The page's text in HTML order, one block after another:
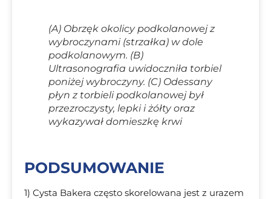
(A) Obrzęk okolicy podkolanowej z
wybroczynami (strzałka) w dole
podkolanowym. (B)
Ultrasonografia uwidoczniła torbiel
poniżej wybroczyny. (C) Odessany
płyn z torbieli podkolanowej był
przezroczysty, lepki i żółty oraz
wykazywał domieszkę krwi
PODSUMOWANIE
1) Cysta Bakera często skorelowana jest z urazem